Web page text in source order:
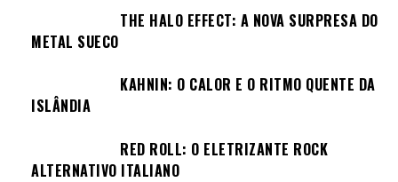
THE HALO EFFECT: A NOVA SURPRESA DO
METAL SUECO
KAHNIN: O CALOR E O RITMO QUENTE DA
ISLÂNDIA
RED ROLL: O ELETRIZANTE ROCK
ALTERNATIVO ITALIANO